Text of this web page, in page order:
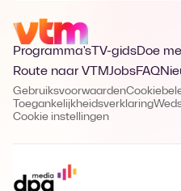
Programma's TV-gidsDoe
Route naar VTMJobsFAQ
Gebruiksvoorwaarden
Toegankelijkheidsverklaring
Cookie instellingen